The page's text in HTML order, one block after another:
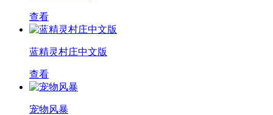
查看
蓝精灵村庄中文版
查看
宠物风暴